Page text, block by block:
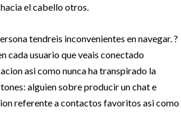
el cabello otros.
tendreis inconvenientes en navegar. ?
cada usuario que veais conectado
asi­ como nunca ha transpirado la
alguien sobre producir un chat e
referente a contactos favoritos asi­ como